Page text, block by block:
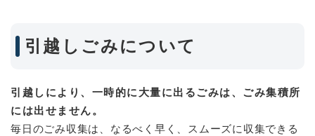
引越しごみについて
引越しにより、一時的に大量に出るごみは、ごみ集積所
には出せません。
毎日のごみ収集は、なるべく早く、スムーズに収集できる